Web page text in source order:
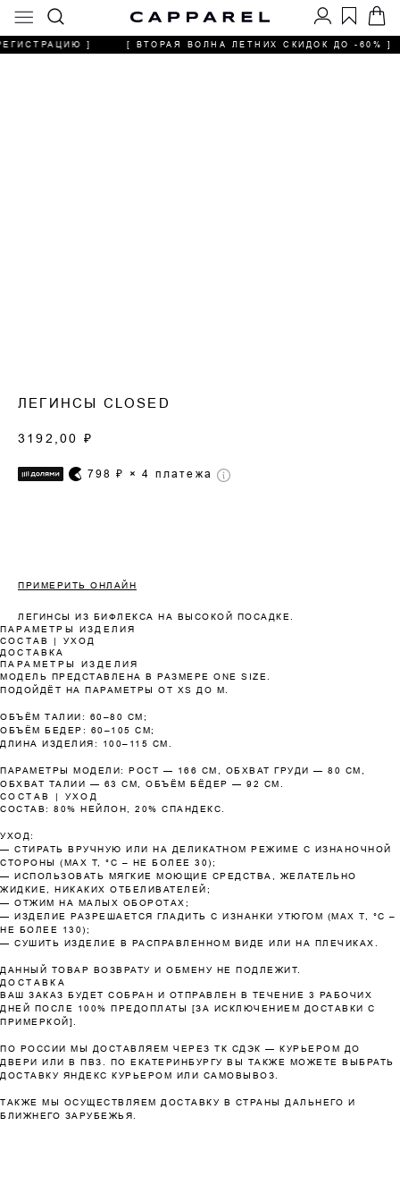
] [ ВТОРАЯ ВОЛНА ЛЕТНИХ СКИДОК ДО -60% ]
ЛЕГИНСЫ CLOSED
3192,00 ₽
798 ₽ × 4 платежа
ПРИМЕРИТЬ ОНЛАЙН
ЛЕГИНСЫ ИЗ БИФЛЕКСА НА ВЫСОКОЙ ПОСАДКЕ.
ПАРАМЕТРЫ ИЗДЕЛИЯ
СОСТАВ | УХОД
ДОСТАВКА
ПАРАМЕТРЫ ИЗДЕЛИЯ
МОДЕЛЬ ПРЕДСТАВЛЕНА В РАЗМЕРЕ ONE SIZE.
ПОДОЙДЁТ НА ПАРАМЕТРЫ ОТ XS ДО М.
ОБЪЁМ ТАЛИИ: 60–80 СМ;
ОБЪЁМ БЕДЕР: 60–105 СМ;
ДЛИНА ИЗДЕЛИЯ: 100–115 СМ.
ПАРАМЕТРЫ МОДЕЛИ: РОСТ — 166 СМ, ОБХВАТ ГРУДИ — 80 СМ,
ОБХВАТ ТАЛИИ — 63 СМ, ОБЪЁМ БЁДЕР — 92 СМ.
СОСТАВ | УХОД
СОСТАВ: 80% НЕЙЛОН, 20% СПАНДЕКС.
УХОД:
— CТИРАТЬ ВРУЧНУЮ ИЛИ НА ДЕЛИКАТНОМ РЕЖИМЕ С ИЗНАНОЧНОЙ
СТОРОНЫ (MAX T, °C – НЕ БОЛЕЕ 30);
— ИСПОЛЬЗОВАТЬ МЯГКИЕ МОЮЩИЕ СРЕДСТВА, ЖЕЛАТЕЛЬНО
ЖИДКИЕ, НИКАКИХ ОТБЕЛИВАТЕЛЕЙ;
— ОТЖИМ НА МАЛЫХ ОБОРОТАХ;
— ИЗДЕЛИЕ РАЗРЕШАЕТСЯ ГЛАДИТЬ С ИЗНАНКИ УТЮГОМ (MAX T, °C –
НЕ БОЛЕЕ 130);
— СУШИТЬ ИЗДЕЛИЕ В РАСПРАВЛЕННОМ ВИДЕ ИЛИ НА ПЛЕЧИКАХ.
ДАННЫЙ ТОВАР ВОЗВРАТУ И ОБМЕНУ НЕ ПОДЛЕЖИТ.
ДОСТАВКА
ВАШ ЗАКАЗ БУДЕТ СОБРАН И ОТПРАВЛЕН В ТЕЧЕНИЕ 3 РАБОЧИХ
ДНЕЙ ПОСЛЕ 100% ПРЕДОПЛАТЫ [ЗА ИСКЛЮЧЕНИЕМ ДОСТАВКИ С
ПРИМЕРКОЙ].
ПО РОССИИ МЫ ДОСТАВЛЯЕМ ЧЕРЕЗ ТК СДЭК — КУРЬЕРОМ ДО
ДВЕРИ ИЛИ В ПВЗ. ПО ЕКАТЕРИНБУРГУ ВЫ ТАКЖЕ МОЖЕТЕ ВЫБРАТЬ
ДОСТАВКУ ЯНДЕКС КУРЬЕРОМ ИЛИ САМОВЫВОЗ.
ТАКЖЕ МЫ ОСУЩЕСТВЛЯЕМ ДОСТАВКУ В СТРАНЫ ДАЛЬНЕГО И
БЛИЖНЕГО ЗАРУБЕЖЬЯ.
Оплата частями
картой любого банка, остальное — тремя
платежами раз в две недели.
Оплата
сегодня
недели
недели
Без комиссий и переплат
Понятно